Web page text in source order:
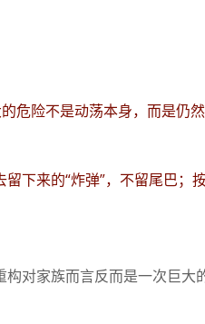
危险不是动荡本身，而是仍
下来的“炸弹”，不留尾巴；
对家族而言反而是一次巨